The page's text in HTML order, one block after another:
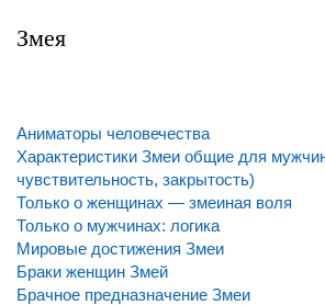
Змея
Аниматоры человечества
Характеристики Змеи общие для
чувствительность, закрытость)
Только о женщинах — змеиная воля
Только о мужчинах: логика
Мировые достижения Змеи
Браки женщин Змей
Брачное предназначение Змеи